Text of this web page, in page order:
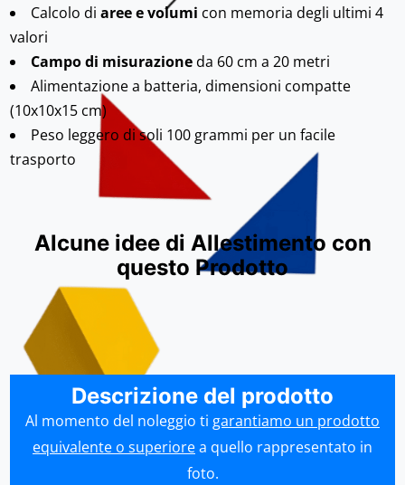
Calcolo diaree e volumi con memoria degli ultimi 4
valori
Campo di misurazioneda 60 cm a 20 metri
Alimentazione a batteria, dimensioni compatte
(10x10x15 cm)
Peso leggero di soli 100 grammi per un facile
trasporto
Alcune idee di Allestimento con
questo Prodotto
Descrizione del prodotto
Al momento del noleggio ti garantiamo un prodotto
equivalente o superiorea quello rappresentato in
foto.